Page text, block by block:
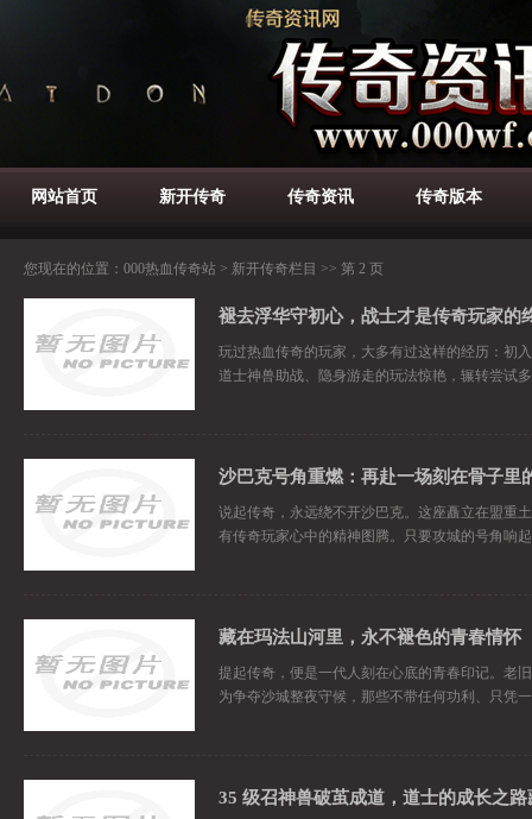
网站首页 新开传奇 传奇资讯 传奇版本
您现在的位置： 000热血传奇站 > 新开传奇栏目 >> 第 2 页
褪去浮华守初心，战士才是传奇玩家的
玩过热血传奇的玩家，大多有过这样的经历：初
道士神兽助战、隐身游走的玩法惊艳，辗转尝试
沙巴克号角重燃：再赴一场刻在骨子里
说起传奇，永远绕不开沙巴克。这座矗立在盟重
有传奇玩家心中的精神图腾。只要攻城的号角响
藏在玛法山河里，永不褪色的青春情怀
提起传奇，便是一代人刻在心底的青春印记。老
为争夺沙城整夜守候，那些不带任何功利、只凭